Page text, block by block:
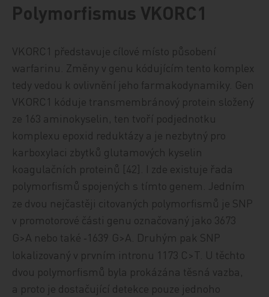
Polymorfismus VKORC1
VKORC1 představuje cílové místo působení
warfarinu. Změny v genu kódujícím tento komplex
tedy vedou k ovlivnění jeho farmakodynamiky. Gen
VKORC1 kóduje transmembránový protein složený
ze 163 aminokyselin, ten tvoří podjednotku
komplexu epoxid reduktázy a je nezbytný pro
karboxylaci zbytků glutamových kyselin
koagulačních proteinů [42]. I zde existuje řada
polymorfismů spojených s tímto genem. Jedním
ze dvou nejčastěji citovaných polymorfismů je SNP
v promotorové části genu označovaný jako 3673
G>A nebo také ‑1639 G>A. Druhým pak SNP
lokalizovaný v prvním intronu 1173 C>T. U těchto
dvou polymorfismů byla prokázána těsná vazba,
a proto je dostačující detekce pouze jednoho